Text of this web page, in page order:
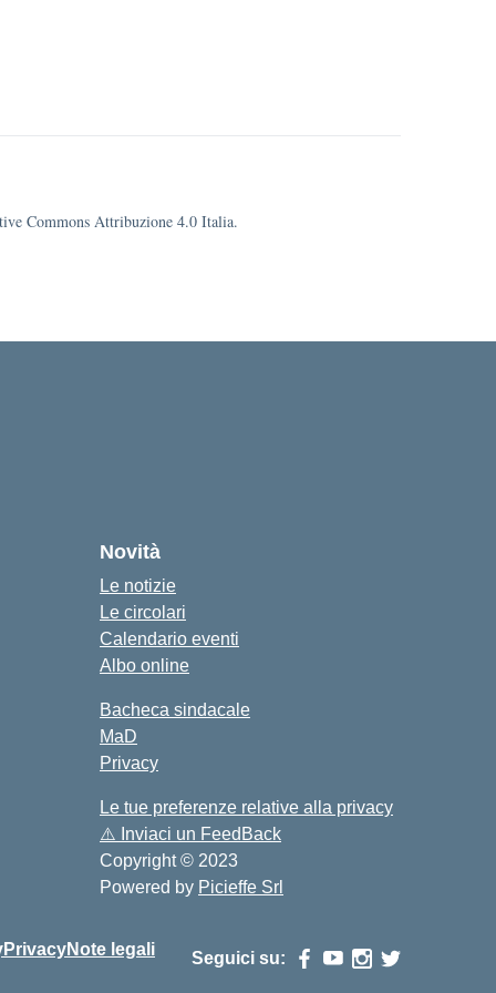
Commons Attribuzione 4.0 Italia.
Novità
Le notizie
Le circolari
Calendario eventi
Albo online
Bacheca sindacale
MaD
Privacy
Le tue preferenze relative alla privacy
⚠️ Inviaci un FeedBack
Copyright © 2023
Powered by Picieffe Srl
PrivacyNote legali Seguici su: